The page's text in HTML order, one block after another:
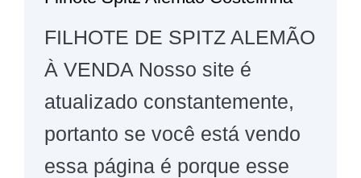
FILHOTE DE SPITZ ALEMÃO
À VENDA Nosso site é
atualizado constantemente,
portanto se você está vendo
essa página é porque esse